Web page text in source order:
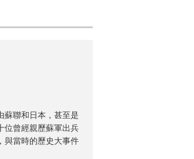
蘇聯和日本，甚至是
位曾經親歷蘇軍出兵
與當時的歷史大事件